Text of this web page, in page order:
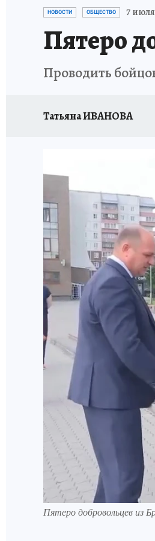
НОВОСТИ ОБЩЕСТВО 7 июля
Пятеро
Проводить
Татьяна ИВАНОВА
Пятеро добровольцев из